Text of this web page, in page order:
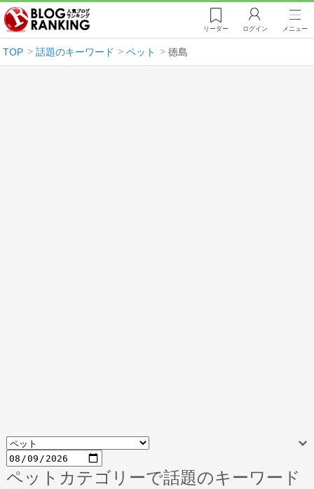
リーダー ログイン メニュー
TOP 話題のキーワード ペット 徳島
ペットカテゴリーで話題のキーワード